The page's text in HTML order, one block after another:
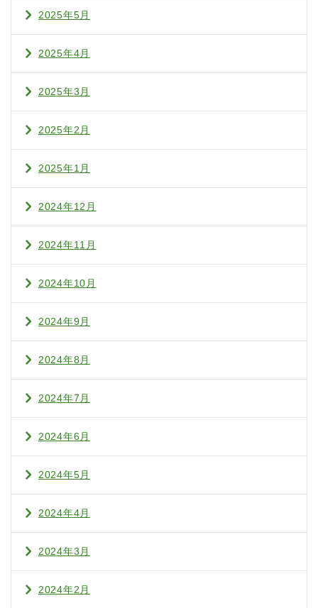
2025年5月
2025年4月
2025年3月
2025年2月
2025年1月
2024年12月
2024年11月
2024年10月
2024年9月
2024年8月
2024年7月
2024年6月
2024年5月
2024年4月
2024年3月
2024年2月